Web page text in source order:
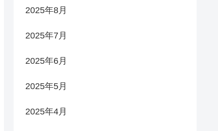
2025年8月
2025年7月
2025年6月
2025年5月
2025年4月